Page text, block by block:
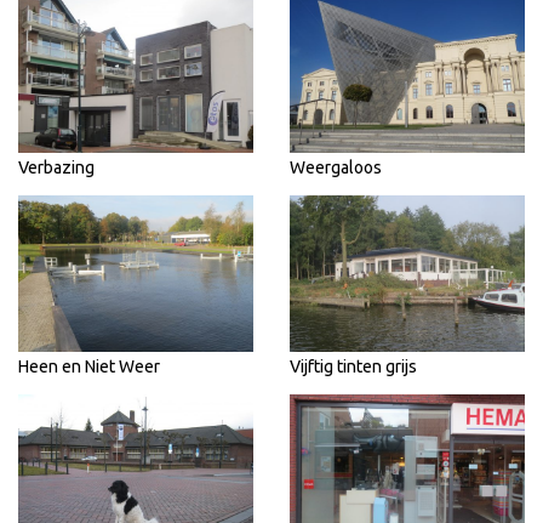
Verbazing Weergaloos
Heen en Niet Weer Vijftig tinten grijs